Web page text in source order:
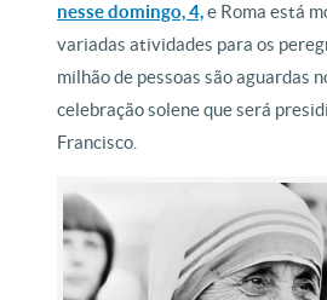
nesse domingo, 4,e Roma está
variadas atividades para os
milhão de pessoas são aguardas
celebração solene que será
Francisco.